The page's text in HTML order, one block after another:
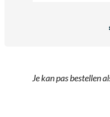
Je kan pas bestellen